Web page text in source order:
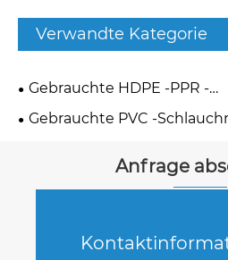
Verwandte Kategorie
Gebrauchte HDPE -PPR -
Kunststoffrohrmaschinerie
Gebrauchte PVC -
Anfrage